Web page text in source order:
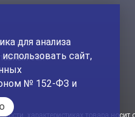
сайт
для анализа
сайт,
№ 152-ФЗ и